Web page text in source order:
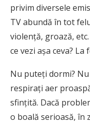
privim diversele
TV abundă în tot
violență, groază,
ce vezi așa ceva?
Nu puteți dormi?
respirați aer
sfințită. Dacă
o boală serioasă, în